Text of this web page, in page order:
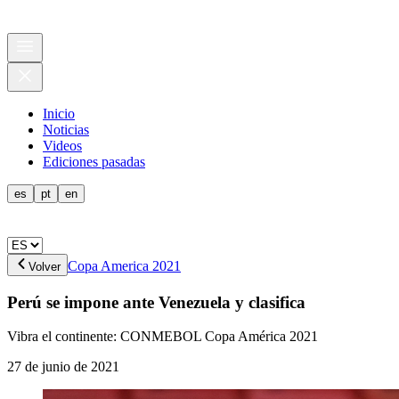
Inicio
Noticias
Videos
Ediciones pasadas
es pt en
Volver Copa America 2021
Perú se impone ante Venezuela y clasifica
Vibra el continente: CONMEBOL Copa América 2021
27 de junio de 2021